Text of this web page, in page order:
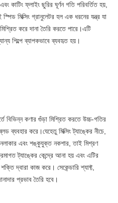
কাটিং ফ্লাইং ছুরির ঘূর্ণন গতি পরিবর্তিত হয়,
মিক্সিং গ্রানুলেটর হল এক ধরনের যন্ত্র যা
করে দানা তৈরি করতে পারে।এটি
শিল্পে ব্যাপকভাবে ব্যবহৃত হয়।
বিভিন্ন কণার গুঁড়া মিশ্রিত করতে উচ্চ-গতির
ব্যবহার করে।যেহেতু মিক্সিং ট্যাঙ্কের নীচে,
এবং শঙ্কুযুক্ত নকশার, তাই মিশ্রণ
ট্যাঙ্কের কেন্দ্রে আনা হয় এবং এটির
দ্বারা কাজ করে। সেকেন্ডারি শ্যাফ্ট,
প্রভাব তৈরি হবে।